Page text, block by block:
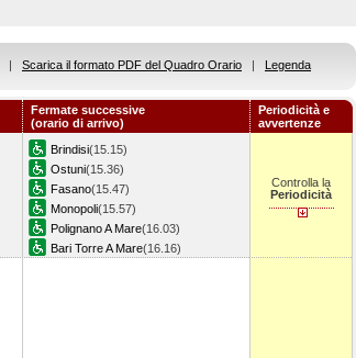
| Scarica il formato PDF del Quadro Orario | Legenda
Fermate successive
(orario di arrivo)
Periodicità e
avvertenze
Brindisi(15.15)
Ostuni(15.36)
Fasano(15.47)
Monopoli(15.57)
Polignano A Mare(16.03)
Bari Torre A Mare(16.16)
Controlla la
Periodicità